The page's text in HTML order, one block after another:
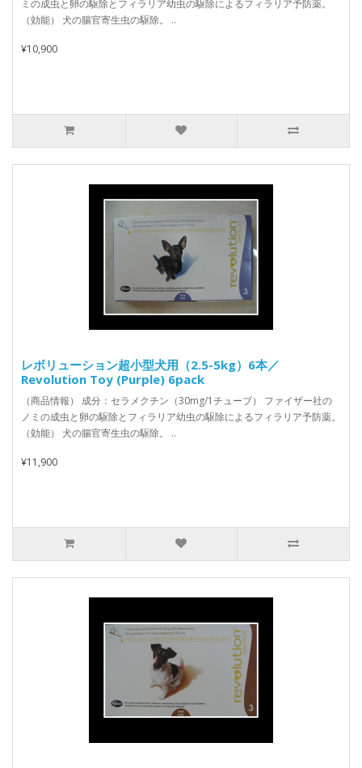
ミの成虫と卵の駆除とフィラリア幼虫の駆除によるフィラリア予防薬。
（効能） 犬の腸官寄生虫の駆除。 ..
¥10,900
レボリューション超小型犬用（2.5-5kg）6本／
Revolution Toy (Purple) 6pack
（商品情報） 成分：セラメクチン（30mg/1チューブ） ファイザー社の
ノミの成虫と卵の駆除とフィラリア幼虫の駆除によるフィラリア予防薬。
（効能） 犬の腸官寄生虫の駆除。 ..
¥11,900